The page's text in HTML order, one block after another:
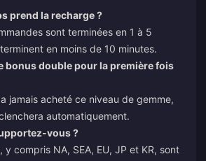
prend la recharge ?
sont terminées en 1 à 5
en moins de 10 minutes.
bonus double pour la première fois
jamais acheté ce niveau de gemme,
automatiquement.
vous ?
y compris NA, SEA, EU, JP et KR, sont